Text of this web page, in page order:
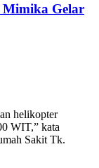
Mimika Gelar
helikopter
WIT,” kata
Sakit Tk.